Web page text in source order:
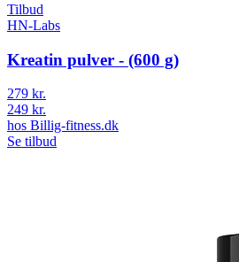
Tilbud
HN-Labs
Kreatin pulver - (600 g)
279 kr.
249 kr.
hos Billig-fitness.dk
Se tilbud